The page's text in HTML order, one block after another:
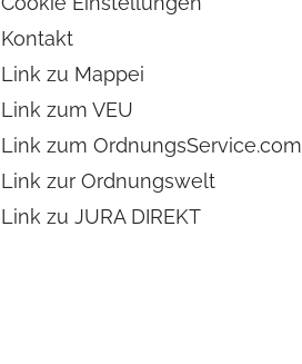
Kontakt
Link zu Mappei
Link zum VEU
Link zum OrdnungsService.com
Link zur Ordnungswelt
Link zu JURA DIREKT